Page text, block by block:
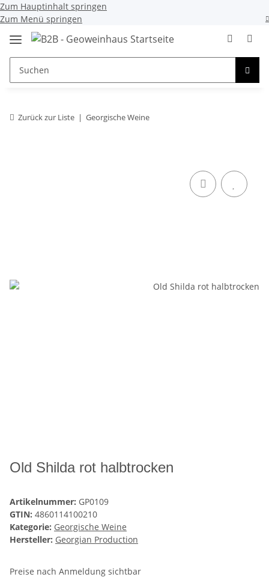
Zum Hauptinhalt springen
Zum Menü springen
Zurück zur Liste Georgische Weine
Old Shilda rot halbtrocken
Artikelnummer: GP0109
GTIN: 4860114100210
Kategorie: Georgische Weine
Hersteller: Georgian Production
Preise nach Anmeldung sichtbar